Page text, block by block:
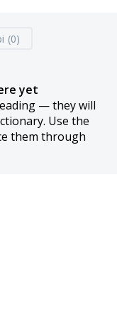
(0)
yet
— they will
Use the
them through